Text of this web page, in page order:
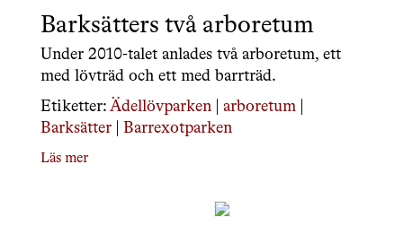
Barksätters två arboretum
Under 2010-talet anlades två arboretum, ett
med lövträd och ett med barrträd.
Etiketter: Ädellövparken arboretum
Barksätter
Barrexotparken
Läs mer